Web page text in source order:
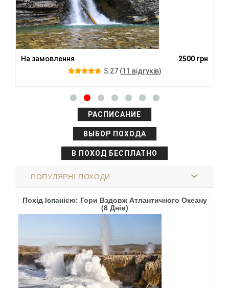
На замовлення
2500 грн
5.27(11 вiдгукiв)
РАСПИСАНИЕ
ВЫБОР ПОХОДА
В ПОХОД БЕСПЛАТНО
ПОПУЛЯРНІ ПОХОДИ
Похід Іспанією: Гори Вздовж Атлантичного Океану
(8 Днів)